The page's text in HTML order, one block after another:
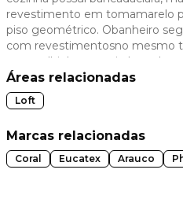
slide
revestimento em tomamarelo
piso geométrico. Obanheiro
com revestimentosno mesmo
com palhinha, metaisdourados
Áreas relacionadas
Loft
Marcas relacionadas
Coral Eucatex Arauco